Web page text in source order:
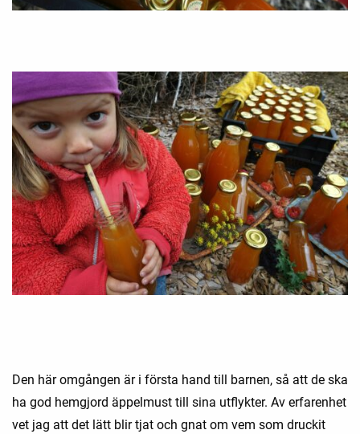
Den här omgången är i första hand till barnen, så att de ska
ha god hemgjord äppelmust till sina utflykter. Av erfarenhet
vet jag att det lätt blir tjat och gnat om vem som druckit